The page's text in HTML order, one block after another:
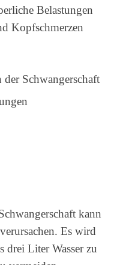
Belastungen
Kopfschmerzen
Schwangerschaft
kann
Es wird
drei Liter Wasser zu